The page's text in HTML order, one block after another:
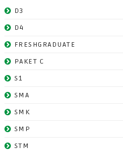
D3
D4
FRESHGRADUATE
PAKET C
S1
SMA
SMK
SMP
STM